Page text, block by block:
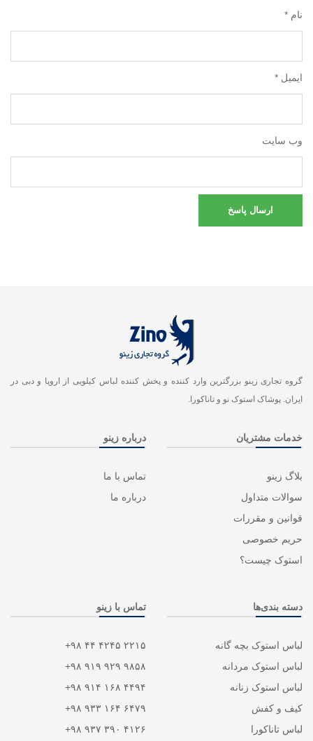
نام *
ایمیل *
وب سایت
گروه تجاری زینو بزرگترین وارد کننده و پخش کننده لباس کیلویی از اروپا و دبی در
ایران. پوشاک استوک نو و تاناکورا.
خدمات مشتریان
بلاگ زینو
سوالات متداول
قوانین و مقررات
حریم خصوصی
استوک چیست؟
درباره زینو
تماس با ما
درباره ما
دسته بندی‌ها
لباس استوک بچه گانه
لباس استوک مردانه
لباس استوک زنانه
کیف و کفش
لباس تاناکورا
تماس با زینو
۲۲۱۵ ۴۲۴۵ ۴۴ ۹۸+
۹۸۵۸ ۹۲۹ ۹۱۹ ۹۸+
۴۴۹۴ ۱۶۸ ۹۱۴ ۹۸+
۶۴۷۹ ۱۶۴ ۹۳۳ ۹۸+
۴۱۲۶ ۳۹۰ ۹۳۷ ۹۸+